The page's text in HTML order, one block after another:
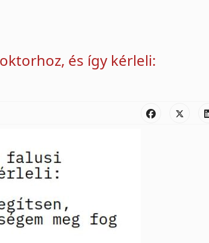
és így kérleli: